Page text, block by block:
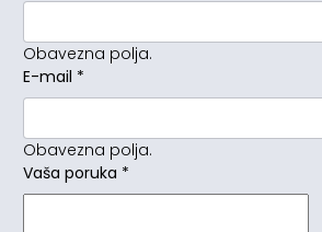
Obavezna polja.
E-mail *
Obavezna polja.
Vaša poruka *